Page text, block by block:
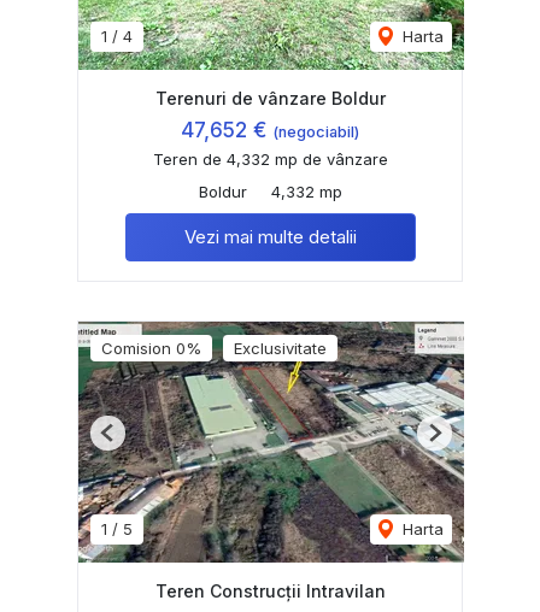
1 / 4 Harta
Terenuri de vânzare Boldur
47,652 € (negociabil)
Teren de 4,332 mp de vânzare
Boldur
4,332 mp
Vezi mai multe detalii
Comision 0% Exclusivitate
1 / 5 Harta
Previous Next
Teren Construcții Intravilan